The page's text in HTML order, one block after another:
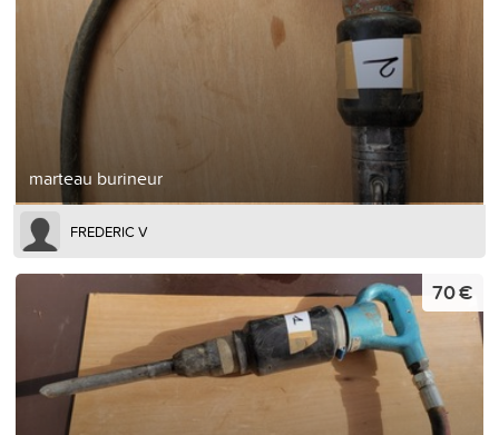
marteau burineur
FREDERIC V
70 €